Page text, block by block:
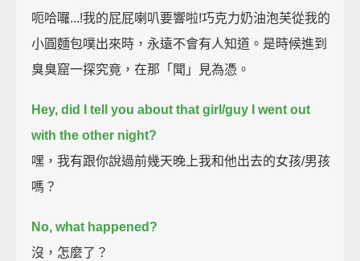
呃哈囉...!我的屁屁喇叭要響啦!巧克力奶油泡芙從我的
小圓麵包噗出來時，永遠不會有人知道。是時候進到
臭臭窟一探究竟，在那「聞」見為憑。
Hey, did I tell you about that girl/guy I went out
with the other night?
嘿，我有跟你說過前幾天晚上我和他出去的女孩/男孩
嗎？
No, what happened?
沒，怎麼了？